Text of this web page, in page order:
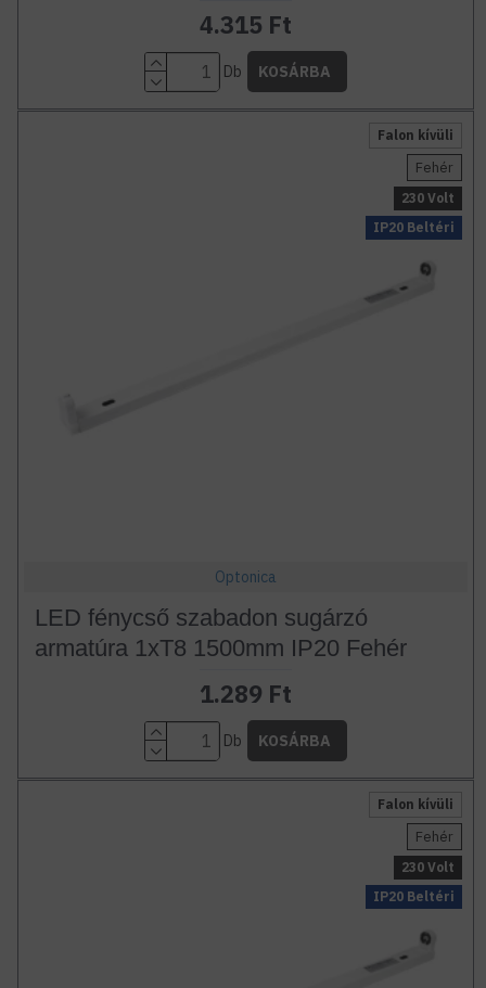
4.315 Ft
Db KOSÁRBA
Falon kívüli
IP20 Beltéri
Fehér
230 Volt
Optonica
LED fénycső szabadon sugárzó
armatúra 1xT8 1500mm IP20 Fehér
1.289 Ft
Db KOSÁRBA
Falon kívüli
IP20 Beltéri
Fehér
230 Volt